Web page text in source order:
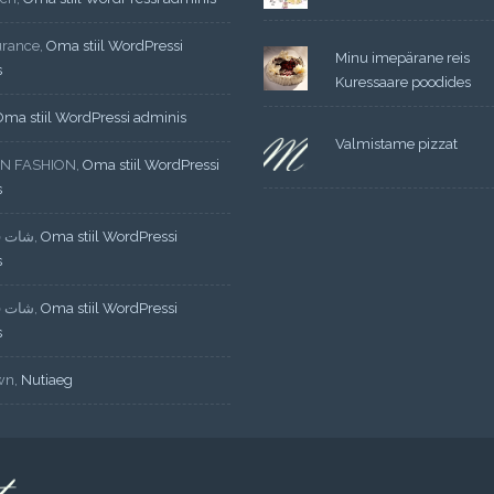
Oma stiil WordPressi
stiil WordPressi adminis
FASHION Oma stiil WordPressi
شات Oma stiil WordPressi
شات Oma stiil WordPressi
Nutiaeg
Minu imepärane reis
Kuressaare poodides
Valmistame pizzat